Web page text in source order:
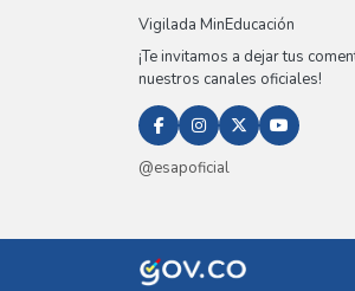
Vigilada MinEducación
¡Te invitamos a dejar tus
nuestros canales oficiales!
@esapoficial